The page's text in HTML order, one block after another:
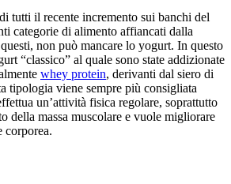
tutti il recente incremento sui banchi del
categorie di alimento affiancati dalla
non può mancare lo yogurt. In questo
“classico” al quale sono state addizionate
whey protein, derivanti dal siero di
tipologia viene sempre più consigliata
un’attività fisica regolare, soprattutto
della massa muscolare e vuole migliorare
corporea.